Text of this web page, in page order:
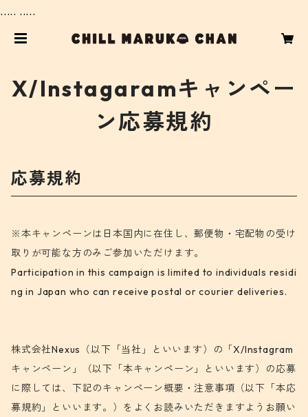
..... .....
X/Instagaramキャンペー
ン応募規約
応募規約
※本キャンペーンは日本国内に在住し、郵便物・宅配物の受け
取りが可能な方のみご参加いただけます。
Participation in this campaign is limited to individuals residi
ng in Japan who can receive postal or courier deliveries.
株式会社Nexus（以下「当社」といいます）の「X/Instagram
キャンペーン」（以下「本キャンペーン」といいます）の応募
に際しては、下記のキャンペーン概要・注意事項（以下「本応
募規約」といいます。）をよくお読みいただきますようお願い